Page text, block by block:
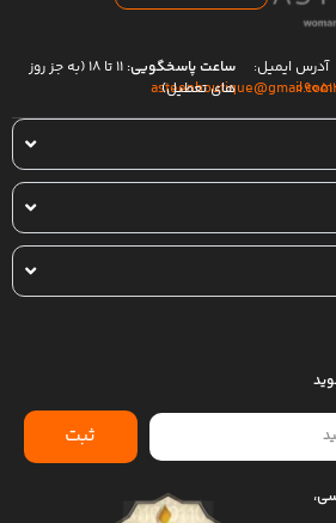
آدرس ایمیل:
asteenboutique@gmail.com
ساعت پاسخگویی:
۱۱ تا ۱۸ (به جز روز
های تعطیل)
ثبت